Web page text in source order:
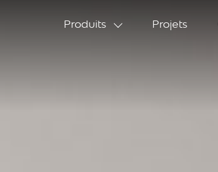
Produits Projets